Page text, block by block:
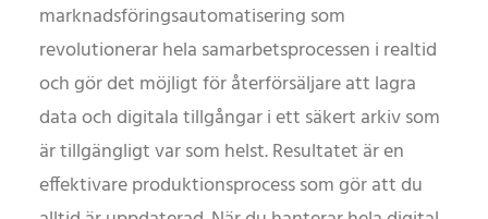
marknadsföringsautomatisering som
revolutionerar hela samarbetsprocessen i realtid
och gör det möjligt för återförsäljare att lagra
data och digitala tillgångar i ett säkert arkiv som
är tillgängligt var som helst. Resultatet är en
effektivare produktionsprocess som gör att du